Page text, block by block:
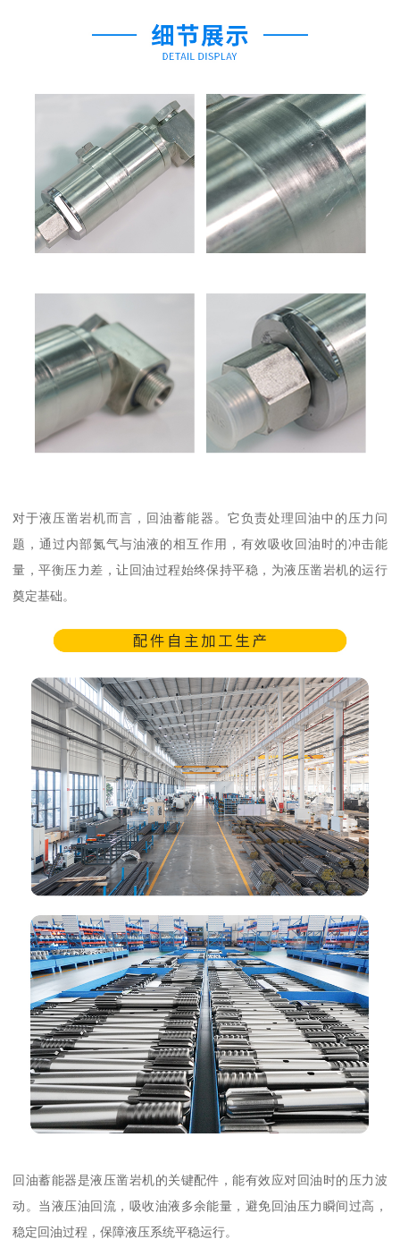
对于液压凿岩机而言，回油蓄能器。它负责处理回油中的压力问
题，通过内部氮气与油液的相互作用，有效吸收回油时的冲击能
量，平衡压力差，让回油过程始终保持平稳，为液压凿岩机的运行
奠定基础。
回油蓄能器是液压凿岩机的关键配件，能有效应对回油时的压力波
动。当液压油回流，吸收油液多余能量，避免回油压力瞬间过高，
稳定回油过程，保障液压系统平稳运行。